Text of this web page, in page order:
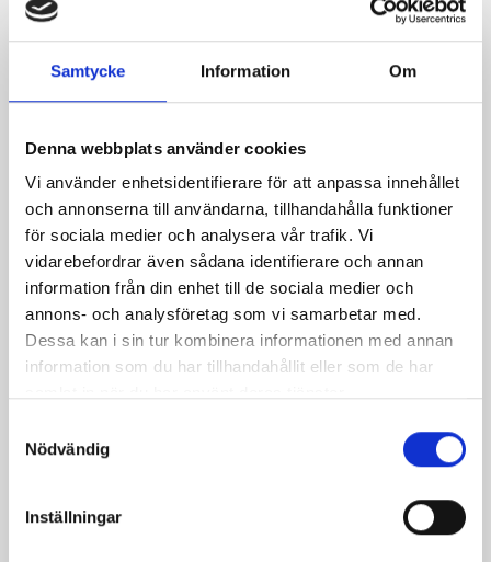
Samtycke Information Om
Denna webbplats använder cookies
Vi använder enhetsidentifierare för att anpassa innehållet
och annonserna till användarna, tillhandahålla funktioner
för sociala medier och analysera vår trafik. Vi
vidarebefordrar även sådana identifierare och annan
information från din enhet till de sociala medier och
annons- och analysföretag som vi samarbetar med.
Dessa kan i sin tur kombinera informationen med annan
information som du har tillhandahållit eller som de har
Nödvändig
Inställningar
paprika och chili
Produkter i receptet: